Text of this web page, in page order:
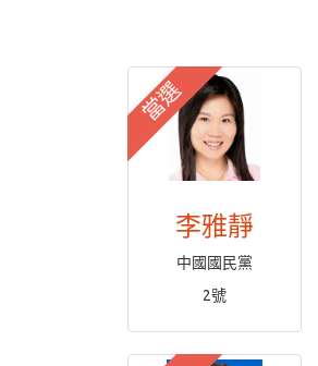
當選
李雅靜
中國國民黨
2號